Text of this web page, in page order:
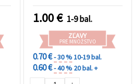
rozmer 9 x 14 cm, balenie
10 ks
1.00€ 1-9 bal.
ZĽAVY
PRE MNOŽSTVO
0.70 €- 30 %10-19 bal.
0.60 €- 40 % 20 bal. +